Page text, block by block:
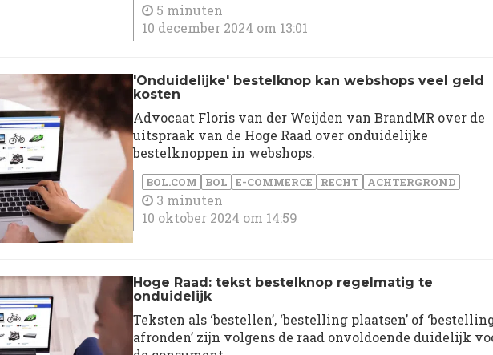
5 minuten
10 december 2024 om 13:01
'Onduidelijke' bestelknop kan webshops veel geld
kosten
Advocaat Floris van der Weijden van BrandMR over de
uitspraak van de Hoge Raad over onduidelijke
bestelknoppen in webshops.
BOL.COM BOL E-COMMERCE RECHT ACHTERGROND
3 minuten
10 oktober 2024 om 14:59
Hoge Raad: tekst bestelknop regelmatig te
onduidelijk
Teksten als ‘bestellen’, ‘bestelling plaatsen’ of
afronden’ zijn volgens de raad onvoldoende duidelijk